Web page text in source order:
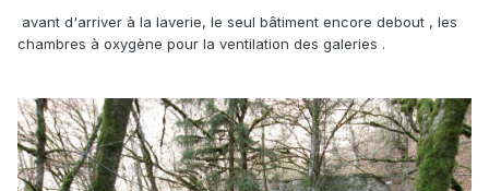
avant d'arriver à la laverie, le seul bâtiment encore debout , les
chambres à oxygène pour la ventilation des galeries .